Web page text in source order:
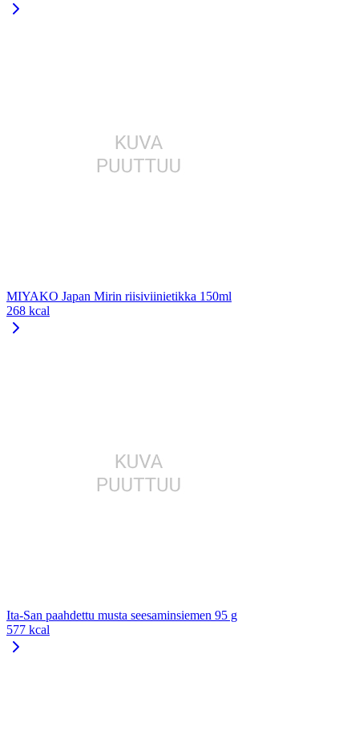
MIYAKO Japan Mirin riisiviinietikka 150ml
268 kcal
Ita-San paahdettu musta seesaminsiemen 95 g
577 kcal